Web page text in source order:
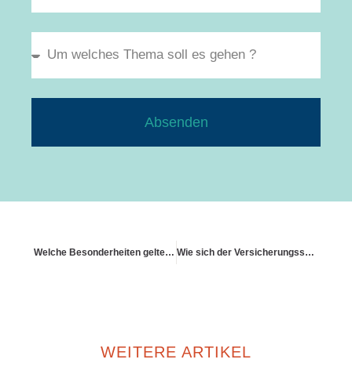
Absenden
Welche Besonderheiten gelten in Österreich oder der Schweiz? Wie sich der Versicherungsschutz bei IT-Vernetzung verändert
WEITERE ARTIKEL